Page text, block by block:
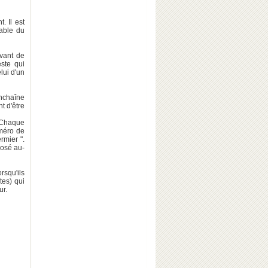
Il est
du
de
qui
d'un
d'être
de
".
au-
qui